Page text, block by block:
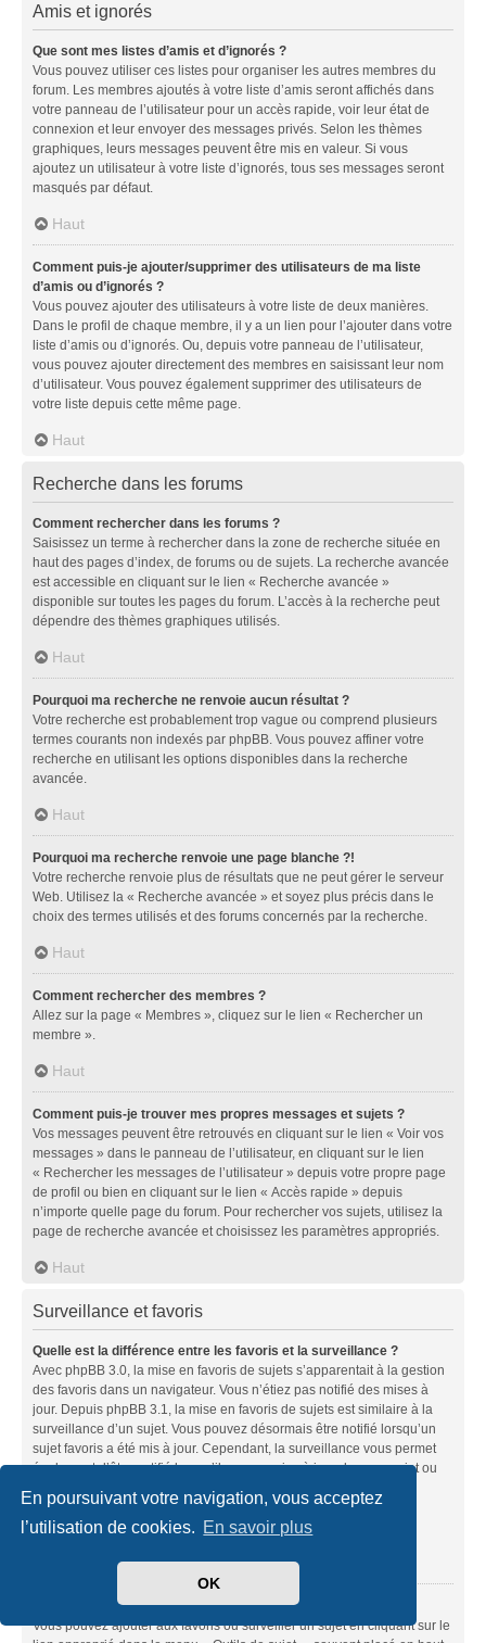
En poursuivant votre navigation, vous acceptez
l’utilisation de cookies. En savoir plus
OK
Amis et ignorés
Que sont mes listes d’amis et d’ignorés ?
Vous pouvez utiliser ces listes pour organiser les autres membres du
forum. Les membres ajoutés à votre liste d’amis seront affichés dans
votre panneau de l’utilisateur pour un accès rapide, voir leur état de
connexion et leur envoyer des messages privés. Selon les thèmes
graphiques, leurs messages peuvent être mis en valeur. Si vous
ajoutez un utilisateur à votre liste d’ignorés, tous ses messages seront
masqués par défaut.
Haut
Comment puis-je ajouter/supprimer des utilisateurs de ma liste
d’amis ou d’ignorés ?
Vous pouvez ajouter des utilisateurs à votre liste de deux manières.
Dans le profil de chaque membre, il y a un lien pour l’ajouter dans votre
liste d’amis ou d’ignorés. Ou, depuis votre panneau de l’utilisateur,
vous pouvez ajouter directement des membres en saisissant leur nom
d’utilisateur. Vous pouvez également supprimer des utilisateurs de
votre liste depuis cette même page.
Haut
Recherche dans les forums
Comment rechercher dans les forums ?
Saisissez un terme à rechercher dans la zone de recherche située en
haut des pages d’index, de forums ou de sujets. La recherche avancée
est accessible en cliquant sur le lien « Recherche avancée »
disponible sur toutes les pages du forum. L’accès à la recherche peut
dépendre des thèmes graphiques utilisés.
Haut
Pourquoi ma recherche ne renvoie aucun résultat ?
Votre recherche est probablement trop vague ou comprend plusieurs
termes courants non indexés par phpBB. Vous pouvez affiner votre
recherche en utilisant les options disponibles dans la recherche
avancée.
Haut
Pourquoi ma recherche renvoie une page blanche ?!
Votre recherche renvoie plus de résultats que ne peut gérer le serveur
Web. Utilisez la « Recherche avancée » et soyez plus précis dans le
choix des termes utilisés et des forums concernés par la recherche.
Haut
Comment rechercher des membres ?
Allez sur la page « Membres », cliquez sur le lien « Rechercher un
membre ».
Haut
Comment puis-je trouver mes propres messages et sujets ?
Vos messages peuvent être retrouvés en cliquant sur le lien « Voir vos
messages » dans le panneau de l’utilisateur, en cliquant sur le lien
« Rechercher les messages de l’utilisateur » depuis votre propre page
de profil ou bien en cliquant sur le lien « Accès rapide » depuis
n’importe quelle page du forum. Pour rechercher vos sujets, utilisez la
page de recherche avancée et choisissez les paramètres appropriés.
Haut
Surveillance et favoris
Quelle est la différence entre les favoris et la surveillance ?
Avec phpBB 3.0, la mise en favoris de sujets s’apparentait à la gestion
des favoris dans un navigateur. Vous n’étiez pas notifié des mises à
jour. Depuis phpBB 3.1, la mise en favoris de sujets est similaire à la
surveillance d’un sujet. Vous pouvez désormais être notifié lorsqu’un
sujet favoris a été mis à jour. Cependant, la surveillance vous permet
également d’être notifié lorsqu’il y a une mise à jour dans un sujet ou
surveillances peuvent être configurées depuis le panneau de
l’utilisateur dans l’onglet « Préférences du forum ».
Comment mettre en favoris ou surveiller des sujets ?
Vous pouvez ajouter aux favoris ou surveiller un sujet en cliquant sur le